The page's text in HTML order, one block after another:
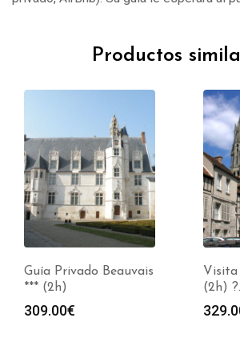
Productos
Guía Privado Beauvais
*** (2h)
309.00€
Visita
(2h) ?.